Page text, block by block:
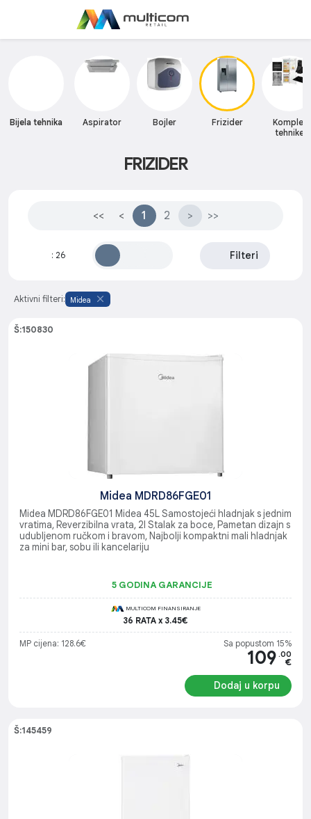
Bijela tehnika Aspirator Bojler Frizider
Komplet
tehnike
FRIZIDER
<< < 1 2 > >>
: 26 Filteri
Aktivni filteri: Midea
Š:150830
Midea MDRD86FGE01
Midea MDRD86FGE01 Midea 45L Samostojeći hladnjak s jednim
vratima, Reverzibilna vrata, 2l Stalak za boce, Pametan dizajn s
udubljenom ručkom i bravom, Najbolji kompaktni mali hladnjak
za mini bar, sobu ili kancelariju
5 GODINA GARANCIJE
MULTICOM FINANSIRANJE
36 RATA x 3.45€
MP cijena: 128.6€ Sa popustom 15%
109 .00
€
Dodaj u korpu
Š:145459